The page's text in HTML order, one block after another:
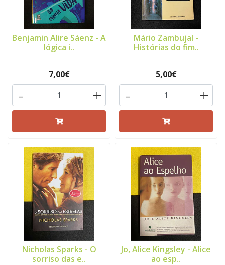
Benjamin Alire Sáenz - A
lógica i..
7,00€
+
-
Mário Zambujal -
Histórias do fim..
5,00€
+
-
Nicholas Sparks - O
sorriso das e..
Jo, Alice Kingsley - Alice
ao esp..